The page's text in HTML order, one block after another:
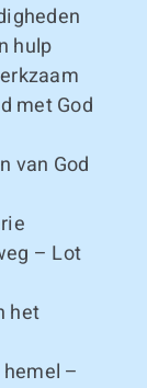
hulp
met God
van God
– Lot
het
–